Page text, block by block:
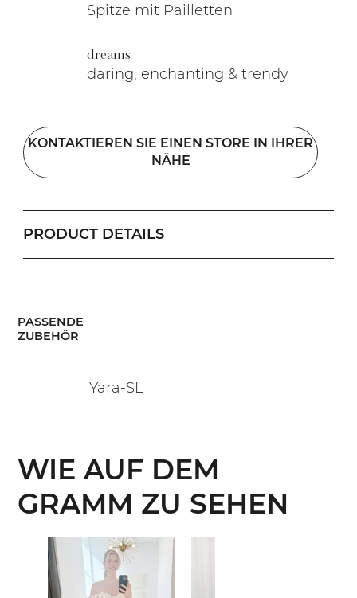
Spitze mit Pailletten
dreams
daring, enchanting & trendy
KONTAKTIEREN SIE EINEN STORE IN IHRER
NÄHE
PRODUCT DETAILS
WIE AUF DEM
GRAMM ZU SEHEN
PASSENDE
ZUBEHÖR
Yara-SL